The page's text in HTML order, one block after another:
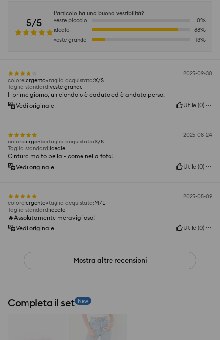
5/5
L'articolo ha una buona vestibilità?
veste piccolo
0%
ideale
88%
veste grande
13%
2025-09-30
colore:argento taglia acquistata:X/S
Taglia standard:veste grande
Il primo giorno, un ciondolo è caduto ed è andato perso.
Vedi originale
Utile (0)
2025-08-24
colore:argento taglia acquistata:X/S
Taglia standard:ideale
Cintura molto bella - come nella foto!
Vedi originale
Utile (0)
2025-05-09
colore:argento taglia acquistata:M/L
Taglia standard:ideale
🔥Assolutamente meraviglioso!
Vedi originale
Utile (0)
Mostra altre recensioni
Completa il set New